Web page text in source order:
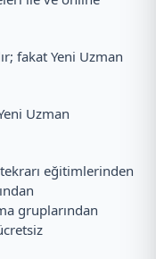
fakat Yeni Uzman
Uzman
eğitimlerinden
gruplarından